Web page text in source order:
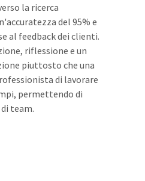
la ricerca
del 95% e
al feedback dei clienti.
riflessione e un
piuttosto che una
di lavorare
permettendo di
team.